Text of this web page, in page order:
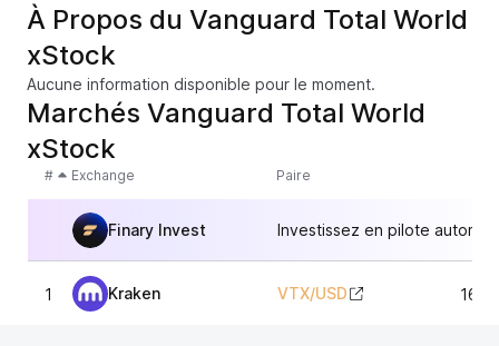
À Propos du Vanguard Total World
xStock
Aucune information disponible pour le moment.
Marchés Vanguard Total World
xStock
# Exchange Paire
Finary Invest Investissez en pilote
1 Kraken VTX/USD